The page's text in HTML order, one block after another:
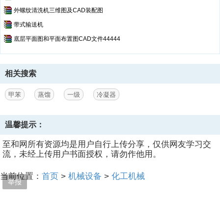
举报
外螺纹清洗机三维图及CAD装配图
带式输送机
底层平面图和平面布置图CAD文件44444
相关搜索
甲苯 蒸馏 一级 冷凝器
温馨提示：
至和网所有资源均是用户自行上传分享，仅供网友学习交
流，未经上传用户书面授权，请勿作他用。
当前位置： 首页 > 机械设备 > 化工机械